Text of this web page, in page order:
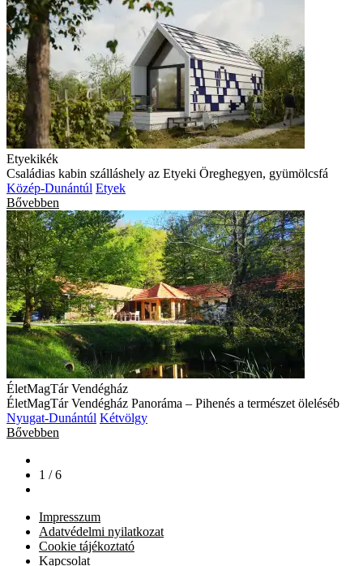
Etyekikék
Családias kabin szálláshely az Etyeki Öreghegyen, gyümölcsfá
Közép-Dunántúl Etyek
Bővebben
ÉletMagTár Vendégház
ÉletMagTár Vendégház Panoráma – Pihenés a természet öleléséb
Nyugat-Dunántúl Kétvölgy
Bővebben
1 / 6
Impresszum
Adatvédelmi nyilatkozat
Cookie tájékoztató
Kapcsolat